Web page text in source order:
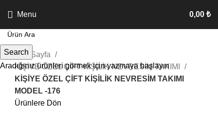
Menu 0,00 ₺
Ana Sayfa
KİŞİYE ÖZEL ÇİFT KİŞİLİK NEVRESİM TAKIMI
KİŞİYE ÖZEL ÇİFT KİŞİLİK NEVRESİM TAKIMI
MODEL -176
Ürünlere Dön
Search
Aradığınız ürünleri görmek için yazmaya başlayın